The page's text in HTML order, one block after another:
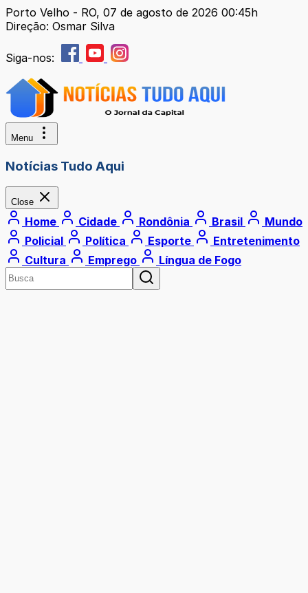
Porto Velho - RO, 07 de agosto de 2026 00:45h
Direção: Osmar Silva
Siga-nos:
Menu
Notícias Tudo Aqui
Close
Home Cidade Rondônia Brasil
Mundo
Policial
Política Esporte
Entretenimento
Cultura
Emprego Língua de Fogo